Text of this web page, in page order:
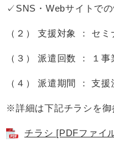
✓SNS・Webサイトで
（２） 支援対象 ： セ
（３） 派遣回数 ： １
（４） 派遣期間 ： 支
​※詳細は下記チラシを御
チラシ [PDFファイ